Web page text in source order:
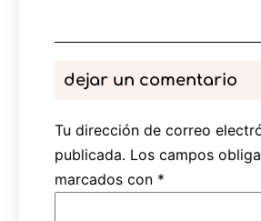
dejar un comentario
Tu dirección de correo
publicada. Los campos
marcados con *